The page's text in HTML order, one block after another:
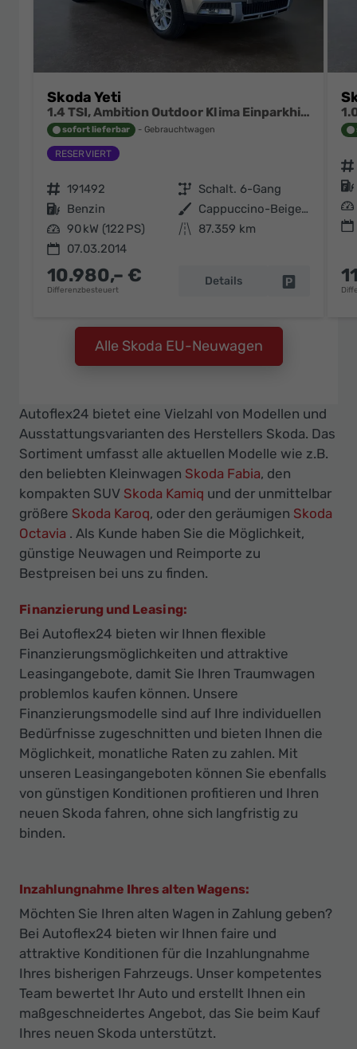
Skoda Yeti
1.4 TSI, Ambition Outdoor Klima Einparkhilfe Swing Tempomat
sofort lieferbar Gebrauchtwagen
Fahrzeugnr. 191492 Getriebe Schalt. 6-Gang
Kraftstoff Benzin Außenfarbe
Cappuccino-Beige Metallic
Leistung 90 kW (122 PS) Kilometerstand
87.359 km
07.03.2014
10.980,– €
Differenzbesteuert
Details Fahrzeug
Fahrzeugnr.
Kraftstoff
Leistung
Alle Skoda EU-Neuwagen
Autoflex24 bietet eine Vielzahl von Modellen und
Ausstattungsvarianten des Herstellers Skoda. Das
Sortiment umfasst alle aktuellen Modelle wie z.B.
den beliebten Kleinwagen Skoda Fabia, den
kompakten SUV Skoda Kamiq und der unmittelbar
größere Skoda Karoq, oder den geräumigen Skoda
Octavia . Als Kunde haben Sie die Möglichkeit,
günstige Neuwagen und Reimporte zu
Bestpreisen bei uns zu finden.
Finanzierung und Leasing:
Bei Autoflex24 bieten wir Ihnen flexible
Finanzierungsmöglichkeiten und attraktive
Leasingangebote, damit Sie Ihren Traumwagen
problemlos kaufen können. Unsere
Finanzierungsmodelle sind auf Ihre individuellen
Bedürfnisse zugeschnitten und bieten Ihnen die
Möglichkeit, monatliche Raten zu zahlen. Mit
unseren Leasingangeboten können Sie ebenfalls
von günstigen Konditionen profitieren und Ihren
neuen Skoda fahren, ohne sich langfristig zu
binden.
Inzahlungnahme Ihres alten Wagens:
Möchten Sie Ihren alten Wagen in Zahlung geben?
Bei Autoflex24 bieten wir Ihnen faire und
attraktive Konditionen für die Inzahlungnahme
Ihres bisherigen Fahrzeugs. Unser kompetentes
Team bewertet Ihr Auto und erstellt Ihnen ein
maßgeschneidertes Angebot, das Sie beim Kauf
Ihres neuen Skoda unterstützt.